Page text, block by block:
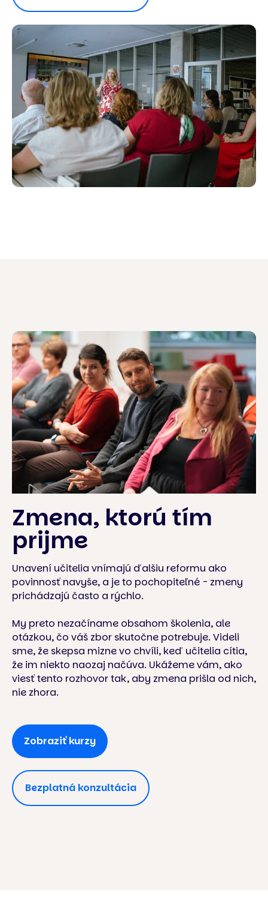
Zmena, ktorú tím
prijme
Unavení učitelia vnímajú ďalšiu reformu ako
povinnosť navyše, a je to pochopiteľné - zmeny
prichádzajú často a rýchlo.
My preto nezačíname obsahom školenia, ale
otázkou, čo váš zbor skutočne potrebuje. Videli
sme, že skepsa mizne vo chvíli, keď učitelia cítia,
že im niekto naozaj načúva. Ukážeme vám, ako
viesť tento rozhovor tak, aby zmena prišla od nich,
nie zhora.
Zobraziť kurzy
Bezplatná konzultácia